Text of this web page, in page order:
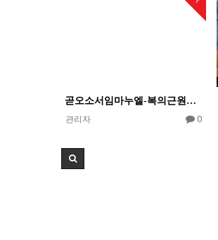
곧오소서임마누엘-복의근원강림하사
관리자 0